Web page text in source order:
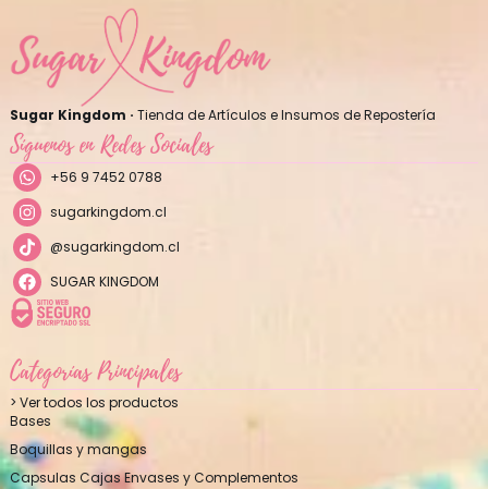
Sugar Kingdom · Tienda de Artículos e Insumos de Repostería
Síguenos en Redes Sociales
+56 9 7452 0788
sugarkingdom.cl
@sugarkingdom.cl
SUGAR KINGDOM
Categorías Principales
> Ver todos los productos
Bases
Boquillas y mangas
Capsulas Cajas Envases y Complementos